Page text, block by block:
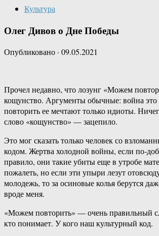
Культура
Олег Дивов о Дне Победы
Опубликовано · 09.05.2021
Прочел недавно, что лозунг «Можем
кощунство. Аргументы обычные: война это
повторить ее мечтают только идиоты.
слово «кощунство» — зацепило.
Это мог сказать только человек со
кодом. Жертва холодной войны, если по-
правило, они такие убиты еще в утробе
пожалеть, но если эти упыри лезут
молодежь, то за осиновые колья берутся
вроде меня.
«Можем повторить» — очень правильный
кто понимает. У кого наш культурный код.